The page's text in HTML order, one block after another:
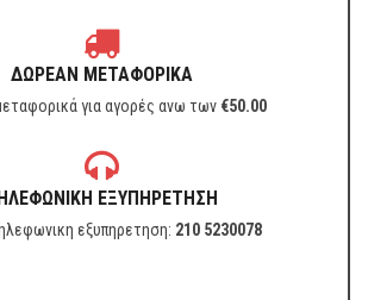
ΔΩΡΕΑΝ ΜΕΤΑΦΟΡΙΚΑ
για αγορές ανω των €50.00
ΕΞΥΠΗΡΕΤΗΣΗ
εξυπηρετηση: 210 5230078